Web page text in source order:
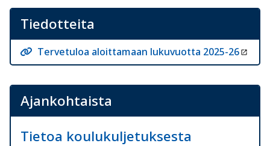
Tiedotteita
Tervetuloa aloittamaan lukuvuotta 2025-26
Ajankohtaista
Tietoa koulukuljetuksesta